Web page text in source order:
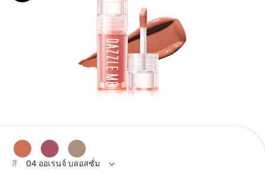
สี 04 ออเรนจ์ บลอสซั่ม